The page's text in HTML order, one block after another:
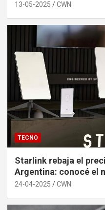
13-05-2025 CWN
TECNO
Starlink rebaja el
Argentina: conocé el
24-04-2025 CWN